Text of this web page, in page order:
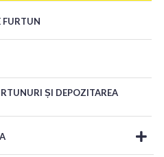
FURTUN
ȘI DEPOZITAREA